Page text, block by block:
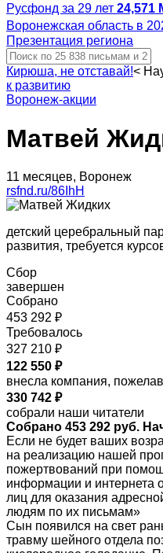
Русфонд за 29 лет 24,571
Воронежская область в
Презентация региона
Кирюша, не отставай!<
к развитию
Воронеж-акции
Матвей
11 месяцев, Воронеж
rsfnd.ru/86IhH
детский церебральный
развития, требуется
Сбор
завершен
Собрано
453 292 ₽
Требовалось
327 210 ₽
122 550 ₽
внесла компания,
330 742 ₽
собрали наши читатели
Собрано 453 292 руб.
Если не будет ваших
на реализацию нашей
пожертвований при
информации и интернета
лиц для оказания
людям по их письмам»
Сын появился на свет
травму шейного отдела